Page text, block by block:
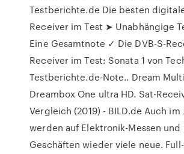
Testberichte.de Die besten
Receiver im Test ➤ Unabhängige
Eine Gesamtnote ✓ Die DVB-S-
Receiver im Test: Sonata 1 von
Testberichte.de-Note.. Dream
Dreambox One ultra HD. Sat-
Vergleich (2019) - BILD.de Auch im
werden auf Elektronik-Messen und
Geschäften wieder viele neue.